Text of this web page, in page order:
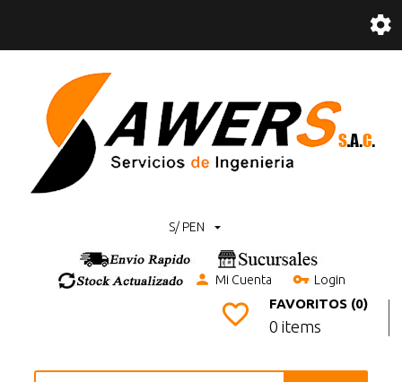
S/ PEN
Mi Cuenta Login
FAVORITOS (0)
0 items